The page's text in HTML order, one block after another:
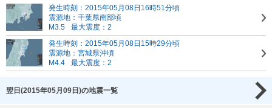
発生時刻：2015年05月08日16時51分頃
震源地：千葉県南部頃
M3.5
最大震度：2
発生時刻：2015年05月08日15時29分頃
震源地：宮城県沖頃
M4.4
最大震度：2
翌日(2015年05月09日)の地震一覧